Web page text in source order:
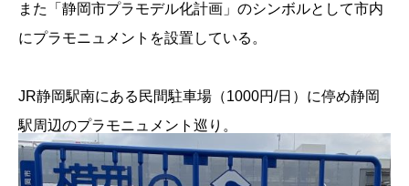
また「静岡市プラモデル化計画」のシンボルとして市内
にプラモニュメントを設置している。
JR静岡駅南にある民間駐車場（1000円/日）に停め静岡
駅周辺のプラモニュメント巡り。